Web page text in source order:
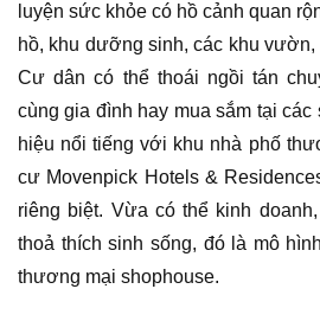
luyện sức khỏe có hồ cảnh quan
hồ, khu dưỡng sinh, các khu
Cư dân có thể thoái ngồi tán
cùng gia đình hay mua sắm tại
hiệu nổi tiếng với khu nhà phố
cư Movenpick Hotels &
riêng biệt. Vừa có thể kinh
thoả thích sinh sống, đó là mô
thương mại shophouse.